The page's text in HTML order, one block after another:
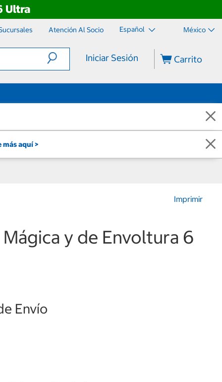
Ultra
Atención Al Socio Español México
Iniciar Sesión Carrito
más aquí >
Imprimir
y de Envoltura 6
Envío